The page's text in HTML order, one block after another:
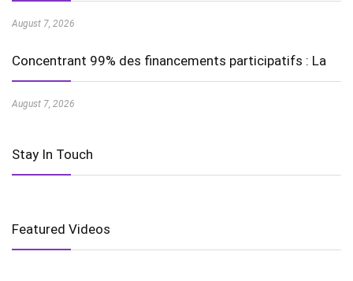
August 7, 2026
Concentrant 99% des financements participatifs : La
August 7, 2026
Stay In Touch
Featured Videos